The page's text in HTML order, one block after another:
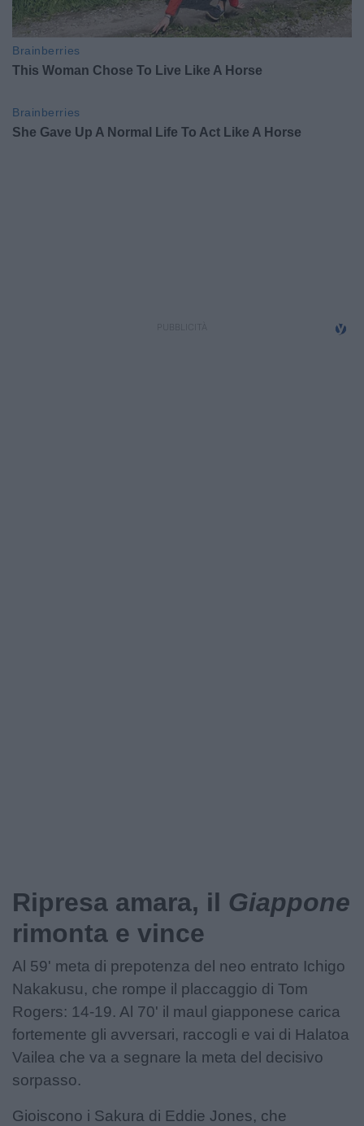
Ripresa amara, il Giappone
rimonta e vince
Al 59' meta di prepotenza del neo entrato Ichigo
Nakakusu, che rompe il placcaggio di Tom
Rogers: 14-19. Al 70' il maul giapponese carica
fortemente gli avversari, raccogli e vai di Halatoa
Vailea che va a segnare la meta del decisivo
sorpasso.
Gioiscono i Sakura di Eddie Jones, che